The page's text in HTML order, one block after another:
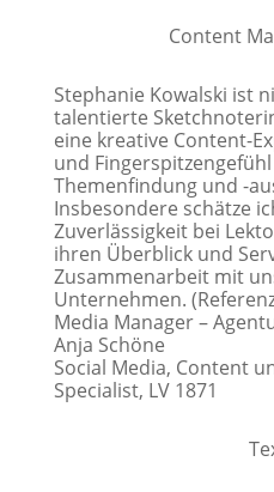
Content
Stephanie Kowalski ist
talentierte
eine kreative Content-
und
Themenfindung und -
Insbesondere schätze
Zuverlässigkeit bei
ihren Überblick und
Zusammenarbeit mit
Unternehmen.
Media Manager –
Anja Schöne
Social Media, Content
Specialist, LV 1871